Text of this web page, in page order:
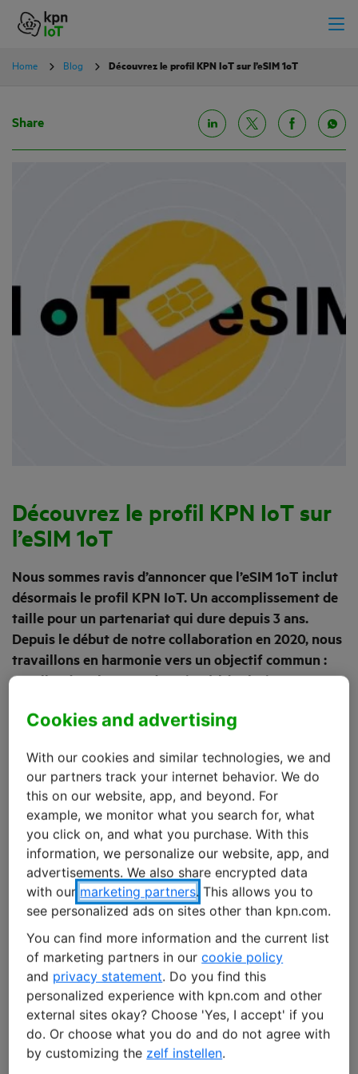
Home Blog Découvrez le profil KPN IoT sur l’eSIM 1oT
Découvrez le profil KPN IoT sur
l’eSIM 1oT
Nous sommes ravis d’annoncer que l’eSIM 1oT inclut
désormais le profil KPN IoT. Un accomplissement de
taille pour un partenariat qui dure depuis 3 ans.
Depuis le début de notre collaboration en 2020, nous
travaillons en harmonie vers un objectif commun :
exceller dans l’IoT, un domaine à l’évolution
clients de 1oT pourront désormais accéder au large
cellulaire sans faille. Cette avancée est la preuve de
notre volonté commune de fournir à nos clients les
solutions IoT les plus efficaces et fiables du monde
entire.
Qui est 1oT ?
1oT transforme le secteur de la connectivité IoT en
proposant un service de connectivité eSIM indépendant
des entreprises de télécommunications, qui priorise la
vitesse et la flexibilité, tout en éliminant l’enfermement
propriétaire. En collaborant avec plusieurs entreprises
de télécommunications, 1oT a intégré ses services à une
carte eSIM unique afin d’aider les entreprises à
travailler plus facilement avec plusieurs fournisseurs de
Share
Cookies and advertising
With our cookies and similar technologies, we and
our partners track your internet behavior. We do
this on our website, app, and beyond. For
example, we monitor what you search for, what
you click on, and what you purchase. With this
information, we personalize our website, app, and
advertisements. We also share encrypted data
with our marketing partners. This allows you to
see personalized ads on sites other than kpn.com.
You can find more information and the current list
of marketing partners in our cookie policy
and privacy statement. Do you find this
personalized experience with kpn.com and other
external sites okay? Choose 'Yes, I accept' if you
do. Or choose what you do and do not agree with
by customizing the zelf instellen.